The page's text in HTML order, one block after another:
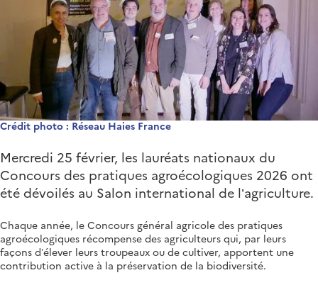
Crédit photo : Réseau Haies France
Mercredi 25 février, les lauréats nationaux du
Concours des pratiques agroécologiques 2026 ont
été dévoilés au Salon international de l’agriculture.
Chaque année, le Concours général agricole des pratiques
agroécologiques récompense des agriculteurs qui, par leurs
façons d’élever leurs troupeaux ou de cultiver, apportent une
contribution active à la préservation de la biodiversité.